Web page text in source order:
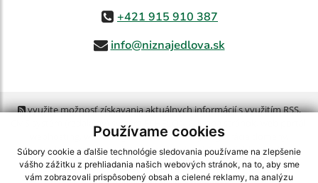
Používame cookies
Súbory cookie a ďalšie technológie sledovania používame na zlepšenie
vášho zážitku z prehliadania našich webových stránok, na to, aby sme
vám zobrazovali prispôsobený obsah a cielené reklamy, na analýzu
+421 915 910 387
info@niznajedlova.sk
využite možnosť získavania aktuálnych informácií s využitím RSS,
CMS systém (redakčný) systém ECHELON 2, Mapa stránok
webex.digital, s.r.o.,domény,registrácia domény
spoločnosť webex.digital, s.r.o.,technický prevádzkovateľ
Posledná aktualizácia:05.08.2026